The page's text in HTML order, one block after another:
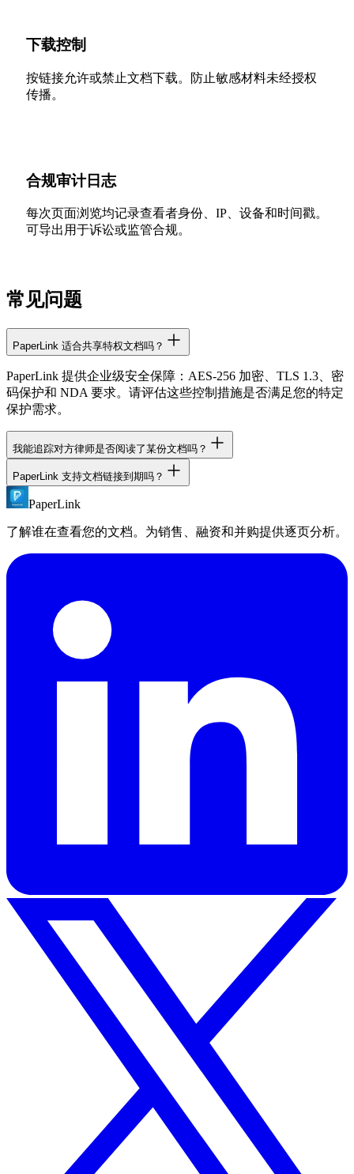
下载控制
按链接允许或禁止文档下载。防止敏感材料未经授权
传播。
合规审计日志
每次页面浏览均记录查看者身份、IP、设备和时间戳。
可导出用于诉讼或监管合规。
常见问题
PaperLink 适合共享特权文档吗？
PaperLink 提供企业级安全保障：AES-256 加密、TLS 1.3、密
码保护和 NDA 要求。请评估这些控制措施是否满足您的特定
保护需求。
我能追踪对方律师是否阅读了某份文档吗？
可以。如果您通过 PaperLink 分享文档并启用邮箱验证，您可
以精确看到谁打开了文档、阅读了哪些页面，以及停留了多
久。
PaperLink 支持文档链接到期吗？
支持。为任何共享链接设置到期日期。到期后链接自动失效。
您也可以随时手动停用链接。
PaperLink
了解谁在查看您的文档。为销售、融资和并购提供逐页分析。